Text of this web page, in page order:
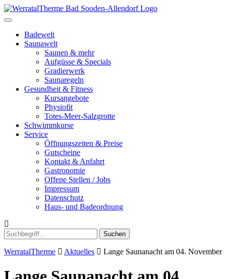
Toggle
navigationBadewelt
Saunawelt
Saunen & mehr
Aufgüsse & Specials
Gradierwerk
Saunaregeln
Gesundheit & Fitness
Kursangebote
Physiofit
Totes-Meer-Salzgrotte
Schwimmkurse
Service
Öffnungszeiten & Preise
Gutscheine
Kontakt & Anfahrt
Gastronomie
Offene Stellen / Jobs
Impressum
Datenschutz
Haus- und Badeordnung
Suchen
WerratalTherme Aktuelles Lange Saunanacht am 04. November